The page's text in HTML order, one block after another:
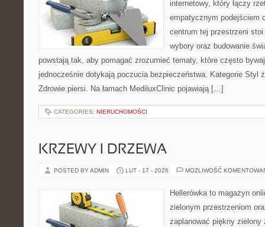
internetowy, który łączy
empatycznym podejściem
centrum tej przestrzeni
wybory oraz budowanie
powstają tak, aby pomagać zrozumieć tematy, które często
jednocześnie dotykają poczucia bezpieczeństwa. Kategorie Styl
Zdrowie piersi. Na łamach MediluxClinic pojawiają […]
CATEGORIES: NIERUCHOMOŚCI
KRZEWY I DRZEWA
POSTED BY ADMIN LUT - 17 - 2026 MOŻLIWOŚĆ
Hellerówka to magazyn
zielonym przestrzeniom
zaplanować piękny